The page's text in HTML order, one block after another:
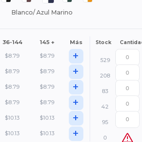
Blanco/ Azul Marino
36-144 145 + Más Stock
$8.79 $8.79 +
529
$8.79 $8.79 +
208
$8.79 $8.79 +
83
$8.79 $8.79 +
42
$10.13 $10.13 +
95
$10.13 $10.13 + 0